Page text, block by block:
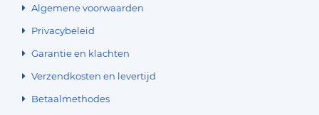
Algemene voorwaarden
Privacybeleid
Garantie en klachten
Verzendkosten en levertijd
Betaalmethodes